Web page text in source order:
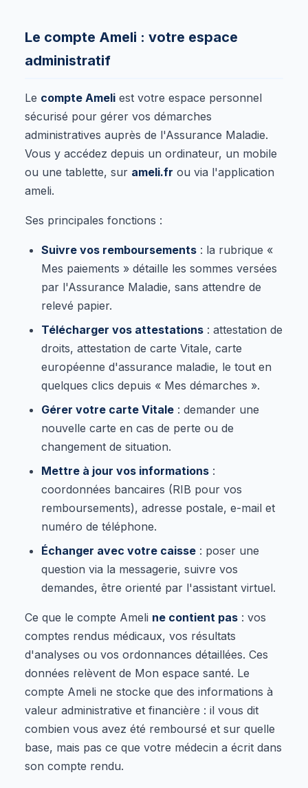
Le compte Ameli : votre espace
administratif
Le compte Ameli est votre espace personnel
sécurisé pour gérer vos démarches
administratives auprès de l'Assurance Maladie.
Vous y accédez depuis un ordinateur, un mobile
ou une tablette, sur ameli.fr ou via l'application
ameli.
Ses principales fonctions :
Suivre vos remboursements : la rubrique «
Mes paiements » détaille les sommes versées
par l'Assurance Maladie, sans attendre de
relevé papier.
Télécharger vos attestations : attestation de
droits, attestation de carte Vitale, carte
européenne d'assurance maladie, le tout en
quelques clics depuis « Mes démarches ».
Gérer votre carte Vitale : demander une
nouvelle carte en cas de perte ou de
changement de situation.
Mettre à jour vos informations :
coordonnées bancaires (RIB pour vos
remboursements), adresse postale, e-mail et
numéro de téléphone.
Échanger avec votre caisse : poser une
question via la messagerie, suivre vos
demandes, être orienté par l'assistant virtuel.
Ce que le compte Ameli ne contient pas : vos
comptes rendus médicaux, vos résultats
d'analyses ou vos ordonnances détaillées. Ces
données relèvent de Mon espace santé. Le
compte Ameli ne stocke que des informations à
valeur administrative et financière : il vous dit
combien vous avez été remboursé et sur quelle
base, mais pas ce que votre médecin a écrit dans
son compte rendu.